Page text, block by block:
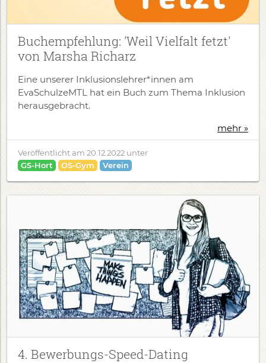
Buchempfehlung: 'Weil Vielfalt fetzt'
von Marsha Richarz
Eine unserer Inklusionslehrer*innen am
EvaSchulzeMTL hat ein Buch zum Thema Inklusion
herausgebracht.
mehr »
Veröffentlicht am 20.12.2022 unter
GS-Hort
OS-Gym Verein
4. Bewerbungs-Speed-Dating